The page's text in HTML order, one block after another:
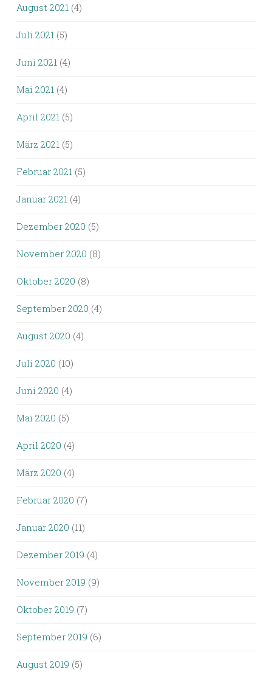
August 2021 (4)
Juli 2021 (5)
Juni 2021 (4)
Mai 2021 (4)
April 2021 (5)
März 2021 (5)
Februar 2021 (5)
Januar 2021 (4)
Dezember 2020 (5)
November 2020 (8)
Oktober 2020 (8)
September 2020 (4)
August 2020 (4)
Juli 2020 (10)
Juni 2020 (4)
Mai 2020 (5)
April 2020 (4)
März 2020 (4)
Februar 2020 (7)
Januar 2020 (11)
Dezember 2019 (4)
November 2019 (9)
Oktober 2019 (7)
September 2019 (6)
August 2019 (5)